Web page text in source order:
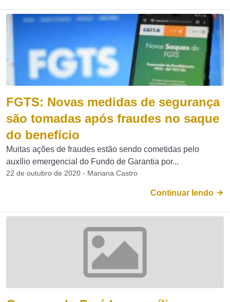
FGTS: Novas medidas de segurança
são tomadas após fraudes no saque
do benefício
Muitas ações de fraudes estão sendo cometidas pelo
auxílio emergencial do Fundo de Garantia por...
22 de outubro de 2020 - Mariana Castro
Continuar lendo